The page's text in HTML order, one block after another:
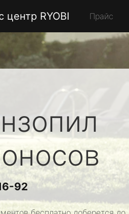
центр RYOBI Прайс
92